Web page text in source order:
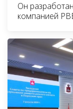
Он
компанией